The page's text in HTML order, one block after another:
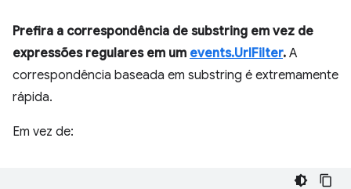
Prefira a correspondência de substring em vez de
expressões regulares em um events.UrlFilter. A
correspondência baseada em substring é extremamente
rápida.
Em vez de: